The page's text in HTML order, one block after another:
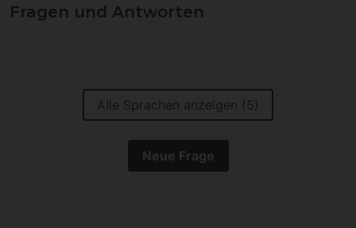
Fragen und Antworten
Alle Sprachen anzeigen (5)
Neue Frage